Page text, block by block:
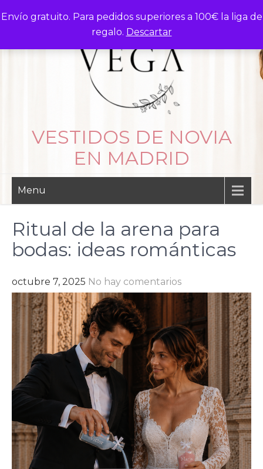
Envío gratuito. Para pedidos superiores a 100€ la liga de
regalo. Descartar
to
VESTIDOS DE NOVIA
EN MADRID
Menu
Ritual de la arena para
bodas: ideas románticas
octubre 7, 2025 No hay comentarios